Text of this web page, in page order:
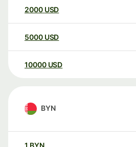
2000 USD
5000 USD
10000 USD
BYN